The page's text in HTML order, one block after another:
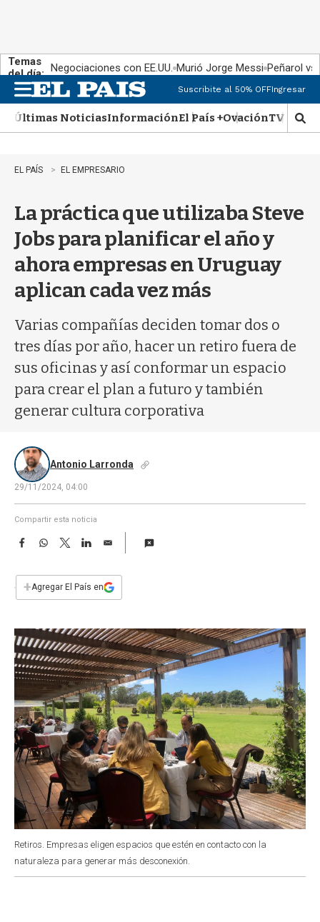
Temas
del día: Negociaciones con EE.UU. Murió Jorge Messi Peñarol
n
u
Suscribite al 50% OFFIngresar
Últimas NoticiasInformaciónEl País +OvaciónTV Show
M
o
r
b
EL PAÍS EL EMPRESARIO
La práctica que utilizaba Steve
Jobs para planificar el año y
ahora empresas en Uruguay
aplican cada vez más
Varias compañías deciden tomar dos o
tres días por año, hacer un retiro fuera de
sus oficinas y así conformar un espacio
para crear el plan a futuro y también
generar cultura corporativa
Antonio Larronda
29/11/2024, 04:00
Compartir esta noticia
F
e
b
k
W
s
p
T
w
t
L
n
E
i
l
+Agregar El País en
Retiros. Empresas eligen espacios que estén en contacto con la
naturaleza para generar más desconexión.